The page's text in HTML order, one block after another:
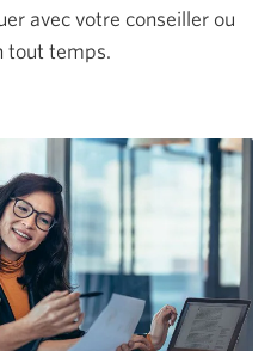
avec votre conseiller ou
tout temps.